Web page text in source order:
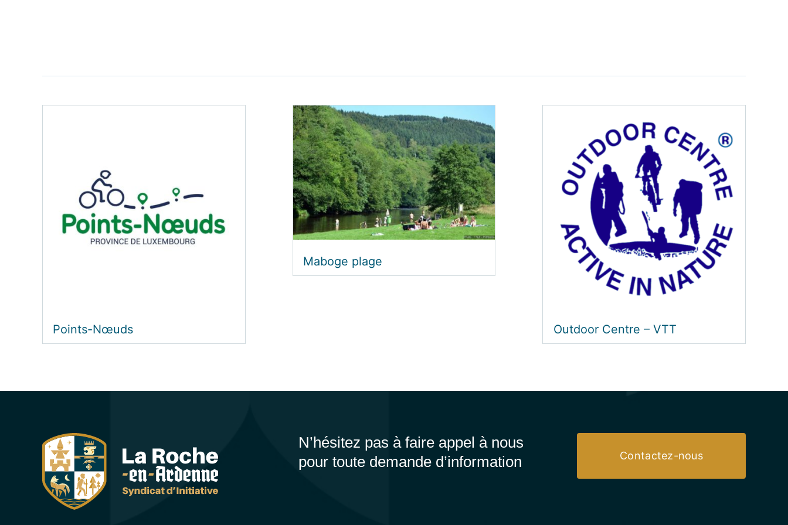
Points-Nœuds
Maboge plage
Outdoor Centre – VTT
N’hésitez pas à faire appel à nous
pour toute demande d’information
Contactez-nous